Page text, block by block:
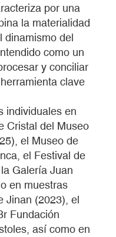
por una
la materialidad
dinamismo del
como un
y conciliar
clave
individuales en
Cristal del Museo
el Museo de
el Festival de
Galería Juan
en muestras
Jinan (2023), el
Fundación
así como en